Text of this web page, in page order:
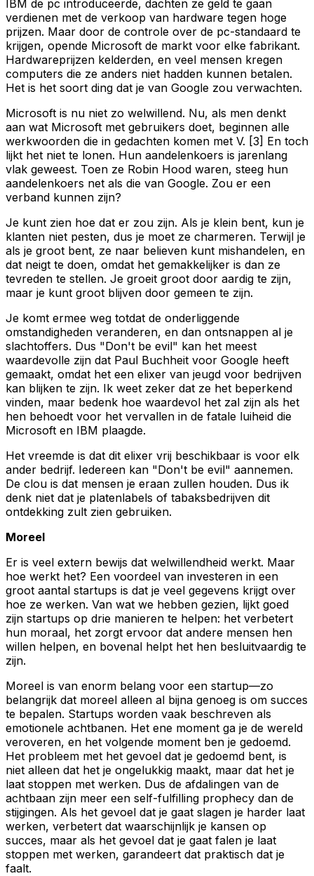
IBM de pc introduceerde, dachten ze geld te gaan
verdienen met de verkoop van hardware tegen hoge
prijzen. Maar door de controle over de pc-standaard te
krijgen, opende Microsoft de markt voor elke fabrikant.
Hardwareprijzen kelderden, en veel mensen kregen
computers die ze anders niet hadden kunnen betalen.
Het is het soort ding dat je van Google zou verwachten.
Microsoft is nu niet zo welwillend. Nu, als men denkt
aan wat Microsoft met gebruikers doet, beginnen alle
werkwoorden die in gedachten komen met V. [3] En toch
lijkt het niet te lonen. Hun aandelenkoers is jarenlang
vlak geweest. Toen ze Robin Hood waren, steeg hun
aandelenkoers net als die van Google. Zou er een
verband kunnen zijn?
Je kunt zien hoe dat er zou zijn. Als je klein bent, kun je
klanten niet pesten, dus je moet ze charmeren. Terwijl je
als je groot bent, ze naar believen kunt mishandelen, en
dat neigt te doen, omdat het gemakkelijker is dan ze
tevreden te stellen. Je groeit groot door aardig te zijn,
maar je kunt groot blijven door gemeen te zijn.
Je komt ermee weg totdat de onderliggende
omstandigheden veranderen, en dan ontsnappen al je
slachtoffers. Dus "Don't be evil" kan het meest
waardevolle zijn dat Paul Buchheit voor Google heeft
gemaakt, omdat het een elixer van jeugd voor bedrijven
kan blijken te zijn. Ik weet zeker dat ze het beperkend
vinden, maar bedenk hoe waardevol het zal zijn als het
hen behoedt voor het vervallen in de fatale luiheid die
Microsoft en IBM plaagde.
Het vreemde is dat dit elixer vrij beschikbaar is voor elk
ander bedrijf. Iedereen kan "Don't be evil" aannemen.
De clou is dat mensen je eraan zullen houden. Dus ik
denk niet dat je platenlabels of tabaksbedrijven dit
ontdekking zult zien gebruiken.
Moreel
Er is veel extern bewijs dat welwillendheid werkt. Maar
hoe werkt het? Een voordeel van investeren in een
groot aantal startups is dat je veel gegevens krijgt over
hoe ze werken. Van wat we hebben gezien, lijkt goed
zijn startups op drie manieren te helpen: het verbetert
hun moraal, het zorgt ervoor dat andere mensen hen
willen helpen, en bovenal helpt het hen besluitvaardig te
zijn.
Moreel is van enorm belang voor een startup—zo
belangrijk dat moreel alleen al bijna genoeg is om succes
te bepalen. Startups worden vaak beschreven als
emotionele achtbanen. Het ene moment ga je de wereld
veroveren, en het volgende moment ben je gedoemd.
Het probleem met het gevoel dat je gedoemd bent, is
niet alleen dat het je ongelukkig maakt, maar dat het je
laat stoppen met werken. Dus de afdalingen van de
achtbaan zijn meer een self-fulfilling prophecy dan de
stijgingen. Als het gevoel dat je gaat slagen je harder laat
werken, verbetert dat waarschijnlijk je kansen op
succes, maar als het gevoel dat je gaat falen je laat
stoppen met werken, garandeert dat praktisch dat je
faalt.